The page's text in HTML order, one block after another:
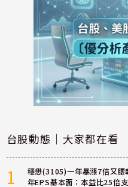
台股動態｜大家都在看
1
穩懋(3105)一年暴漲7倍又腰
年EPS基本面：本益比25倍